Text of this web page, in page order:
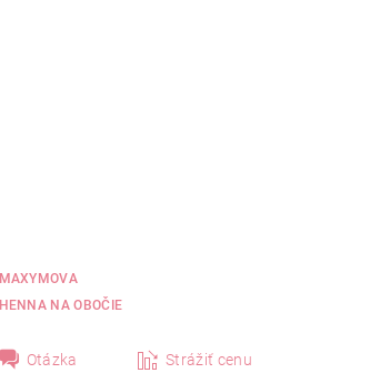
MAXYMOVA
HENNA NA OBOČIE
Otázka Strážiť cenu